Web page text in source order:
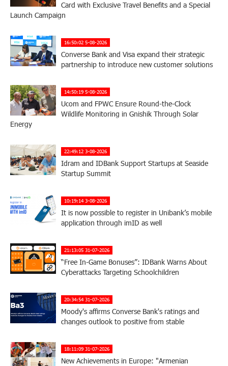
Card with Exclusive Travel Benefits and a Special
Launch Campaign
16:50:02 5-08-2026
Converse Bank and Visa expand their strategic
partnership to introduce new customer solutions
14:50:19 5-08-2026
Ucom and FPWC Ensure Round-the-Clock
Wildlife Monitoring in Gnishik Through Solar
Energy
22:49:12 3-08-2026
Idram and IDBank Support Startups at Seaside
Startup Summit
10:19:14 3-08-2026
It is now possible to register in Unibank’s mobile
application through imID as well
21:13:05 31-07-2026
“Free In-Game Bonuses”: IDBank Warns About
Cyberattacks Targeting Schoolchildren
20:34:54 31-07-2026
Moody's affirms Converse Bank's ratings and
changes outlook to positive from stable
18:11:09 31-07-2026
New Achievements in Europe: "Armenian